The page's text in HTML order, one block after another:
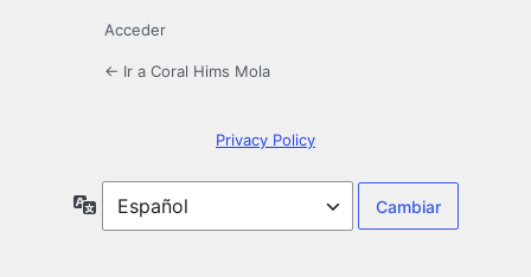
Acceder
← Ir a Coral Hims Mola
Privacy Policy
Idioma